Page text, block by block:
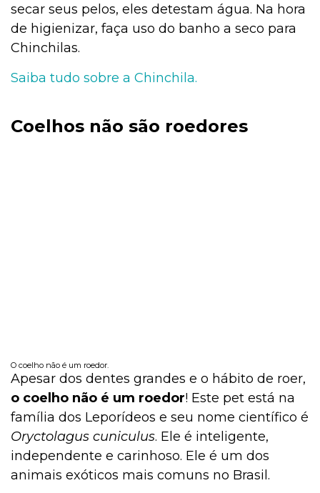
secar seus pelos, eles detestam água. Na hora
de higienizar, faça uso do banho a seco para
Chinchilas.
Saiba tudo sobre a Chinchila.
Coelhos não são roedores
O coelho não é um roedor.
Apesar dos dentes grandes e o hábito de roer,
o coelho não é um roedor! Este pet está na
família dos Leporídeos e seu nome científico é
Oryctolagus cuniculus. Ele é inteligente,
independente e carinhoso. Ele é um dos
animais exóticos mais comuns no Brasil.